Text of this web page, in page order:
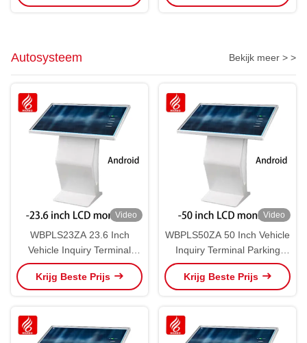
Autosysteem Bekijk meer > >
Video
WBPLS23ZA 23.6 Inch
Vehicle Inquiry Terminal
Parking Producten
Krijg Beste Prijs
Video
WBPLS50ZA 50 Inch Vehicle
Inquiry Terminal Parking
Producten
Krijg Beste Prijs